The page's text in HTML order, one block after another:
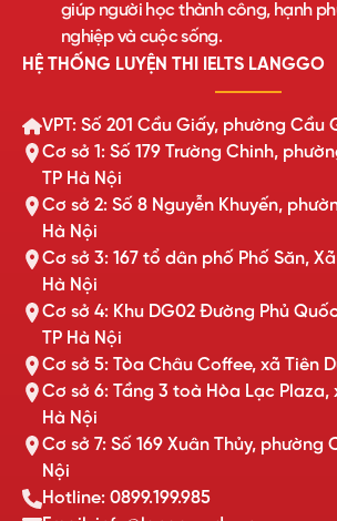
giúp người học thành công, hạnh
nghiệp và cuộc sống.
HỆ THỐNG LUYỆN THI IELTS LANGGO
VPT: Số 201 Cầu Giấy, phường Cầu
Cơ sở 1: Số 179 Trường Chinh,
TP Hà Nội
Cơ sở 2: Số 8 Nguyễn Khuyến,
Hà Nội
Cơ sở 3: 167 tổ dân phố Phố Săn,
Hà Nội
Cơ sở 4: Khu DG02 Đường Phủ
TP Hà Nội
Cơ sở 5: Tòa Châu Coffee, xã Tiên
Cơ sở 6: Tầng 3 toà Hòa Lạc Plaza,
Hà Nội
Cơ sở 7: Số 169 Xuân Thủy, phường
Nội
Hotline: 0899.199.985